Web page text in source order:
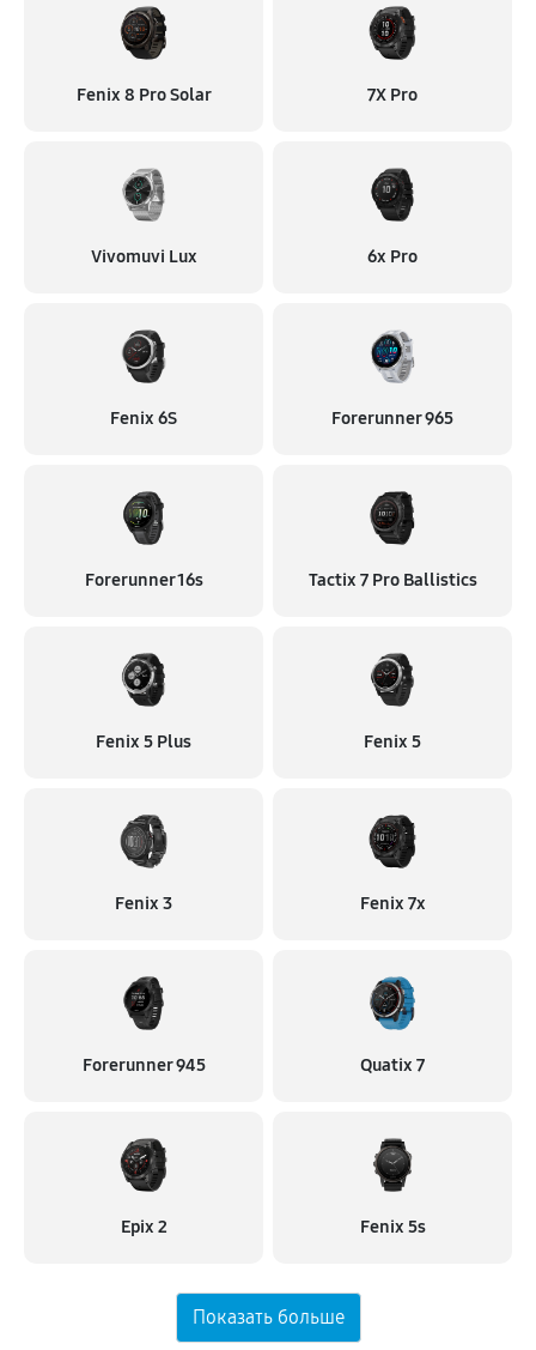
Fenix 8 Pro Solar 7X Pro
Vivomuvi Lux 6x Pro
Fenix 6S Forerunner 965
Forerunner 16s Tactix 7 Pro Ballistics
Fenix 5 Plus Fenix 5
Fenix 3 Fenix 7x
Forerunner 945 Quatix 7
Epix 2 Fenix 5s